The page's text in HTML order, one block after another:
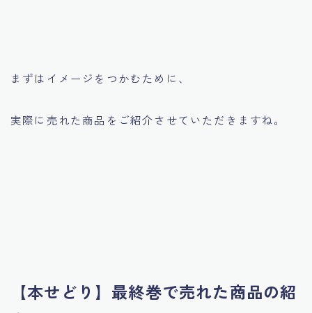
まずはイメージをつかむために、
実際に売れた商品をご紹介させていただきますね。
【本せどり】最終巻で売れた商品の紹